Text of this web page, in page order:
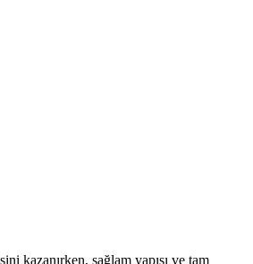
kazanırken, sağlam yapısı ve tam